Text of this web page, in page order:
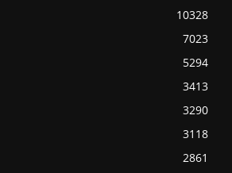
10328
7023
5294
3413
3290
3118
2861